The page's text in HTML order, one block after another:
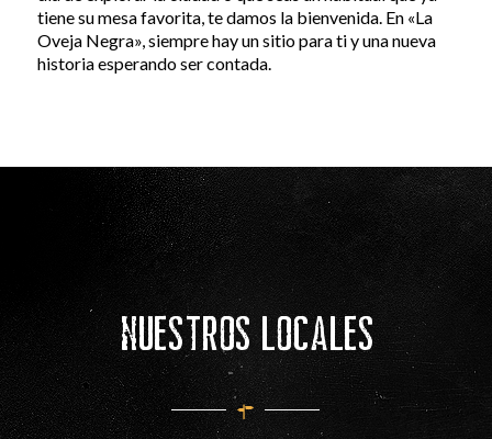
tiene su mesa favorita, te damos la bienvenida. En «La
Oveja Negra», siempre hay un sitio para ti y una nueva
historia esperando ser contada.
Nuestros Locales